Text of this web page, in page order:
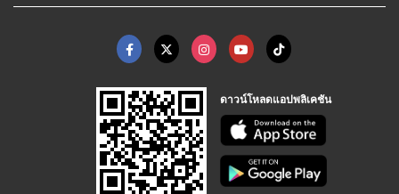
ดาวน์โหลดแอปพลิเคชัน